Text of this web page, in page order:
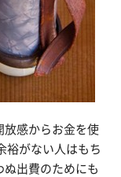
放感からお金を使
裕がない人はもち
ぬ出費のためにも